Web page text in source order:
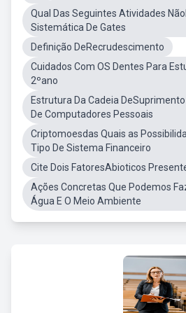
Qual Das Seguintes Atividades
Sistemática De Gates
Definição DeRecrudescimento
Cuidados Com OS Dentes Para
2ºano
Estrutura Da Cadeia
De Computadores Pessoais
Criptomoesdas Quais as
Tipo De Sistema Financeiro
Cite Dois FatoresAbioticos
Ações Concretas Que Podemos
Água E O Meio Ambiente